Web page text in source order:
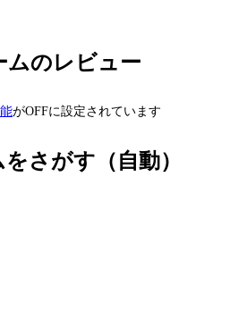
ムのレビュー
がOFFに設定されています
さがす（自動）